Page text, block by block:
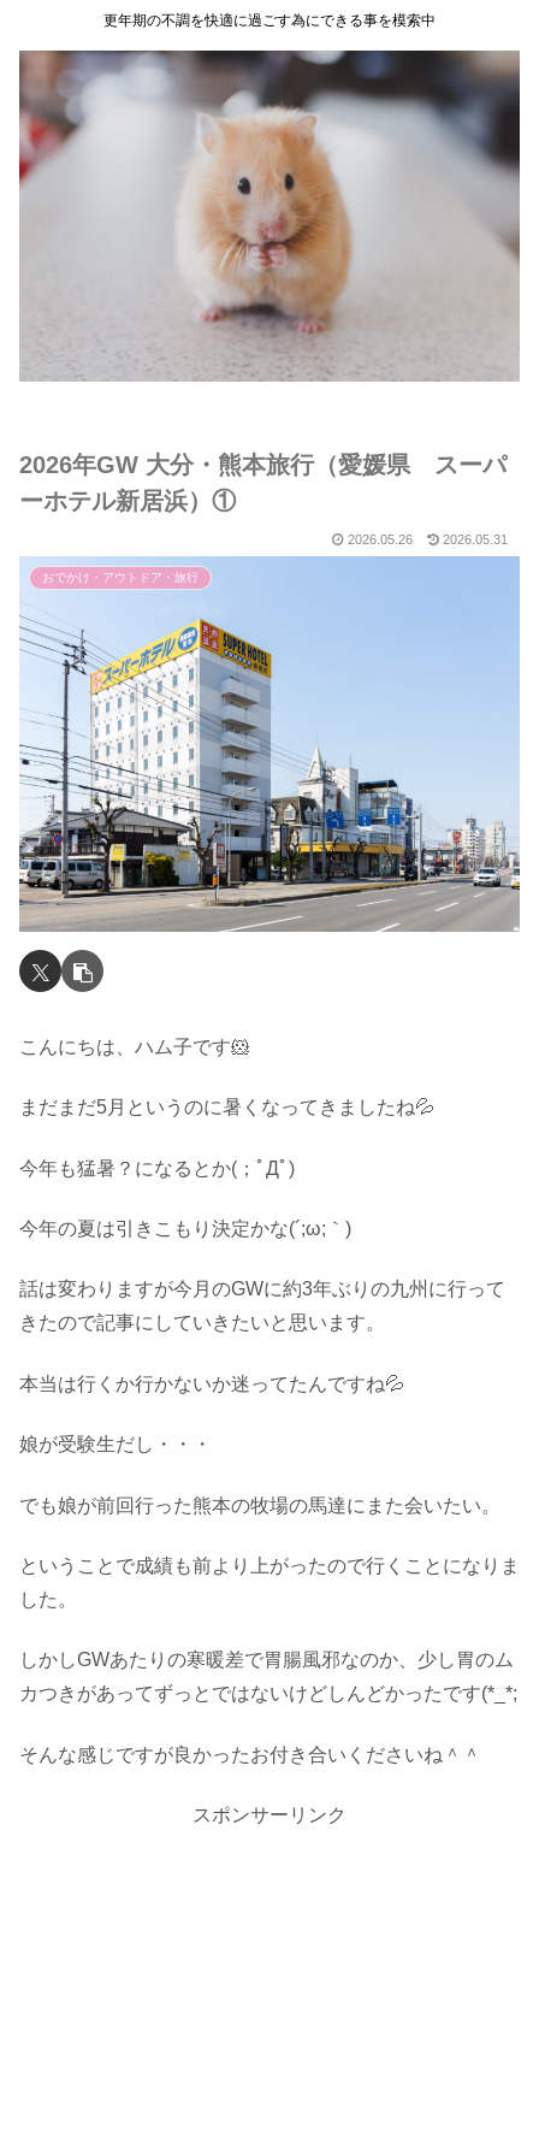
更年期の不調を快適に過ごす為にできる事を模索中
2026年GW 大分・熊本旅行（愛媛県 スーパ
ーホテル新居浜）①
2026.05.26 2026.05.31
おでかけ・アウトドア・旅行
こんにちは、ハム子です🐹
まだまだ5月というのに暑くなってきましたね💦
今年も猛暑？になるとか(；ﾟДﾟ)
今年の夏は引きこもり決定かな(´;ω;｀)
話は変わりますが今月のGWに約3年ぶりの九州に行って
きたので記事にしていきたいと思います。
本当は行くか行かないか迷ってたんですね💦
娘が受験生だし・・・
でも娘が前回行った熊本の牧場の馬達にまた会いたい。
ということで成績も前より上がったので行くことになりま
した。
しかしGWあたりの寒暖差で胃腸風邪なのか、少し胃のム
カつきがあってずっとではないけどしんどかったです(*_*;
そんな感じですが良かったお付き合いくださいね＾＾
スポンサーリンク